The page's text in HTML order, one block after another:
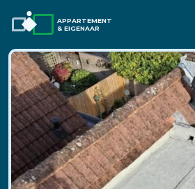
APPARTEMENT
& EIGENAAR